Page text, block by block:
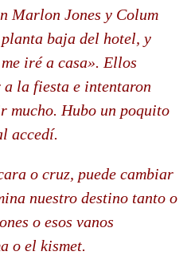
Marlon Jones y Colum
baja del hotel, y
iré a casa». Ellos
la fiesta e intentaron
mucho. Hubo un poquito
accedí.
o cruz, puede cambiar
nuestro destino tanto o
o esos vanos
o el kismet.